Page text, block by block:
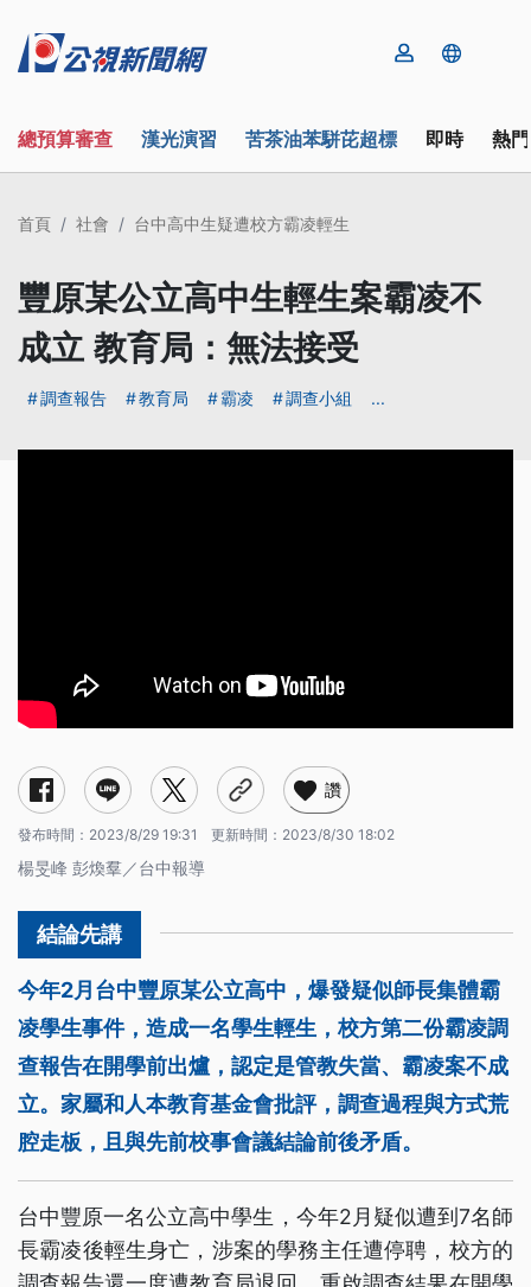
總預算審查 漢光演習 苦茶油苯駢芘超標 即時 熱
首頁 社會 台中高中生疑遭校方霸凌輕生
豐原某公立高中生輕生案霸凌不
成立 教育局：無法接受
調查報告 教育局 霸凌 調查小組 ...
讚
發布時間： 2023/8/29 19:31 更新時間： 2023/8/30 18:02
楊旻峰 彭煥羣／台中報導
今年2月台中豐原某公立高中，爆發疑似師長集體霸
凌學生事件，造成一名學生輕生，校方第二份霸凌調
查報告在開學前出爐，認定是管教失當、霸凌案不成
立。家屬和人本教育基金會批評，調查過程與方式荒
腔走板，且與先前校事會議結論前後矛盾。
台中豐原一名公立高中學生，今年2月疑似遭到7名師
長霸凌後輕生身亡，涉案的學務主任遭停聘，校方的